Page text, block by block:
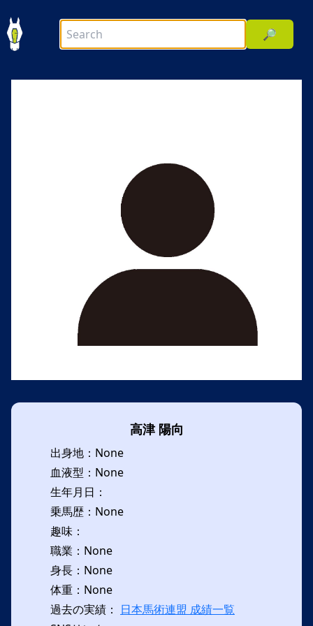
🔎
高津 陽向
出身地：None
血液型：None
生年月日：
乗馬歴：None
趣味：
職業：None
身長：None
体重：None
過去の実績： 日本馬術連盟 成績一覧